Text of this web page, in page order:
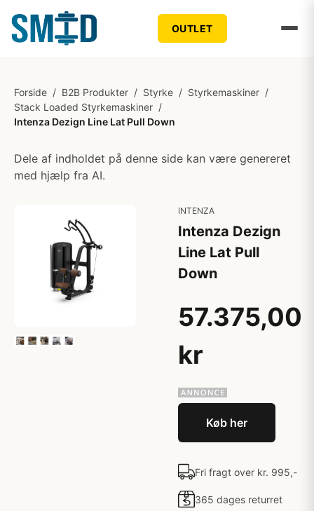
OUTLET
Forside / B2B Produkter / Styrke / Styrkemaskiner /
Stack Loaded Styrkemaskiner /
Intenza Dezign Line Lat Pull Down
Dele af indholdet på denne side kan være genereret
med hjælp fra AI.
INTENZA
Intenza Dezign
Line Lat Pull
Down
57.375,00
kr
Køb her
Fri fragt over kr. 995,-
365 dages returret